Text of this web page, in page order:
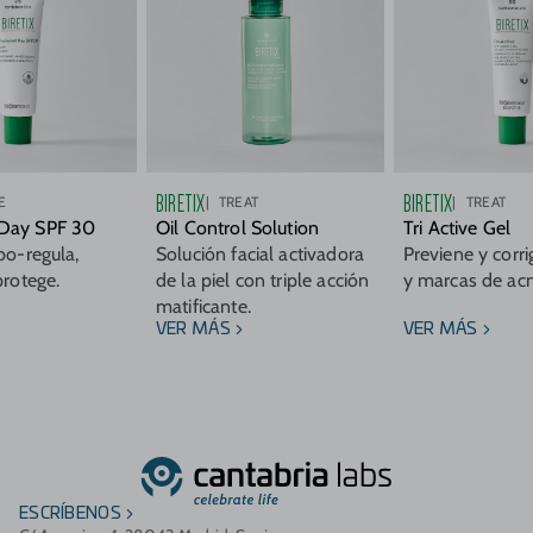
SPF 30
regula,
BIRETIX TREAT
Oil Control Solution
Solución facial activadora
de la piel con triple acción
matificante.
VER MÁS
BIRETIX TREAT
Tri Active Gel
Previene y
y marcas de
VER MÁS
ESCRÍBENOS